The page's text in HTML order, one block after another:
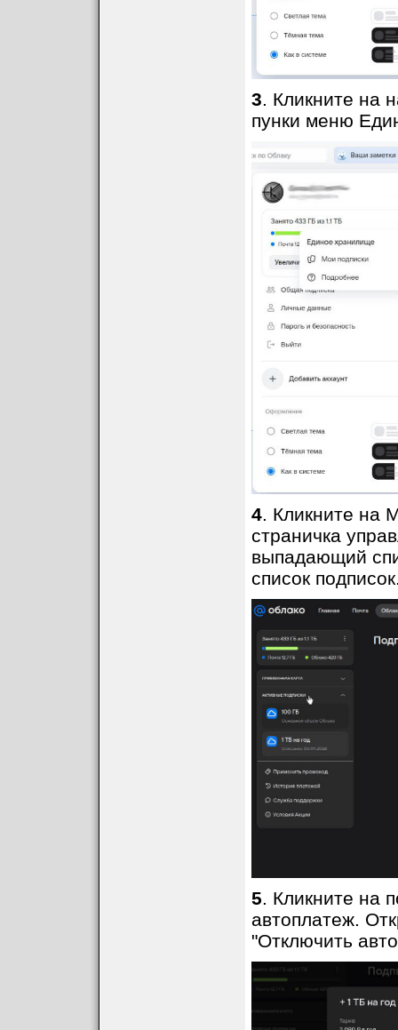
3. Кликните на
пунки меню
4. Кликните на
страничка
выпадающий
список
5. Кликните на
автоплатеж.
"Отключить